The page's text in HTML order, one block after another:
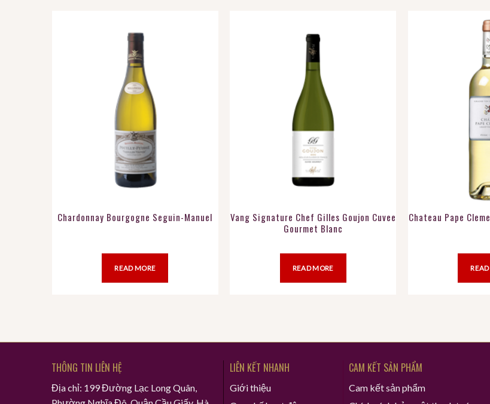
Chardonnay Bourgogne Seguin-Manuel
READ MORE
Vang Signature Chef Gilles Goujon Cuvee
Gourmet Blanc
READ MORE
Chateau Pape
THÔNG TIN LIÊN HỆ
Địa chỉ: 199 Đường Lạc Long Quân,
LIÊN KẾT NHANH
Giới thiệu
CAM KẾT SẢN PHẨM
Cam kết sản phẩm